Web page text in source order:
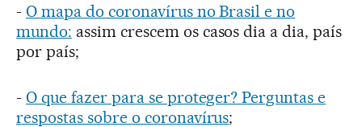
- O mapa do coronavírus no Brasil e no
mundo: assim crescem os casos dia a dia, país
por país;
- O que fazer para se proteger? Perguntas e
respostas sobre o coronavírus;